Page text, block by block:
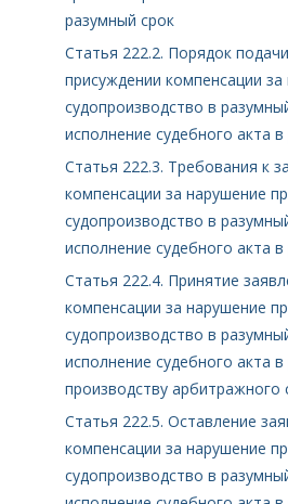
разумный срок
Статья 222.2. Порядок
присуждении компенсации
судопроизводство в
исполнение судебного акта
Статья 222.3. Требования к
компенсации за нарушение
судопроизводство в
исполнение судебного акта
Статья 222.4. Принятие
компенсации за нарушение
судопроизводство в
исполнение судебного акта
производству арбитражного
Статья 222.5. Оставление
компенсации за нарушение
судопроизводство в